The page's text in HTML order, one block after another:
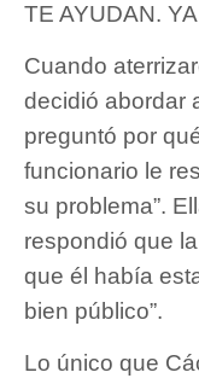
TE AYUDAN.
Cuando
decidió abordar
preguntó por
funcionario le
su problema”.
respondió que
que él había
bien público”.
Lo único que